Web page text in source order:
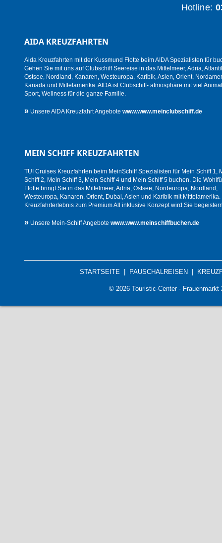
Hotline:
AIDA KREUZFAHRTEN
Aida Kreuzfahrten mit der Kussmund Flotte beim AIDA Spezialisten für
Gehen Sie mit uns auf Clubschiff Seereise in das Mittelmeer, Adria,
Ostsee, Nordland, Kanaren, Westeuropa, Karibik, Asien, Orient,
Kanada und Mittelamerika. AIDA ist Clubschiff- atmosphäre mit viel
Sport, Wellness für die ganze Familie.
» Unsere AIDA Kreuzfahrt Angebote www.www.meinclubschiff.de
MEIN SCHIFF KREUZFAHRTEN
TUI Cruises Kreuzfahrten beim MeinSchiff Spezialisten für Mein Schiff 1,
Schiff 2, Mein Schiff 3, Mein Schiff 4 und Mein Schiff 5 buchen. Die
Flotte bringt Sie in das Mittelmeer, Adria, Ostsee, Nordeuropa, Nordland,
Westeuropa, Kanaren, Orient, Dubai, Asien und Karibik mit Mittelamerika.
Kreuzfahrterlebnis zum Premium All inklusive Konzept wird Sie
» Unsere Mein-Schiff Angebote www.www.meinschiffbuchen.de
STARTSEITE| PAUSCHALREISEN
© 2026 Touristic-Center -